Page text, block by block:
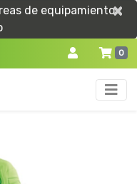
de equipamiento×
×
0